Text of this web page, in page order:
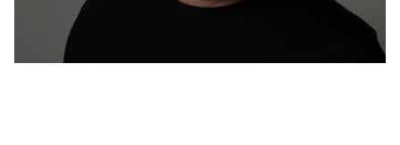
My account